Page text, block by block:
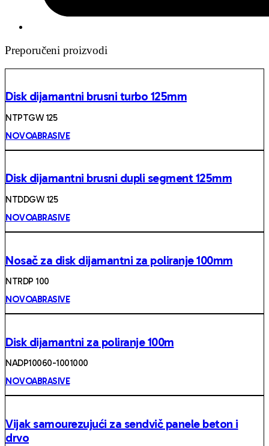
Preporučeni proizvodi
Disk dijamantni brusni turbo 125mm
NTPTGW 125
NOVOABRASIVE
Disk dijamantni brusni dupli segment 125mm
NTDDGW 125
NOVOABRASIVE
Nosač za disk dijamantni za poliranje 100mm
NTRDP 100
NOVOABRASIVE
Disk dijamantni za poliranje 100m
NADP10060-1001000
NOVOABRASIVE
Vijak samourezujući za sendvič panele beton i
drvo